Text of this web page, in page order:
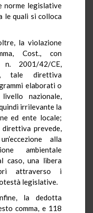
norme legislative
le quali si colloca
la violazione
Cost., con
2001/42/CE,
tale direttiva
elaborati o
nazionale,
irrilevante la
ed ente locale;
prevede,
alla
ambientale
caso, una libera
attraverso i
legislative.
la dedotta
comma, e 118